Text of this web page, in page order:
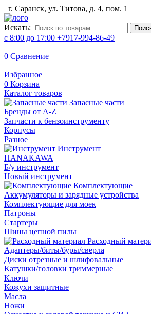
г. Саранск, ул. Титова, д. 4, пом. 1
Искать:
с 8:00 до 17:00 +7917-994-86-49
0 Сравнение
Избранное
0 Корзина
Каталог товаров
Запасные части
Бренды от A-Z
Запчасти к бензоинструменту
Корпусы
Разное
Инструмент
HANAKAWA
Б/у инструмент
Новый инструмент
Комплектующие
Аккумуляторы и зарядные устройства
Комплектующие для моек
Патроны
Стартеры
Шины цепной пилы
Расходный
Адаптеры/биты/буры/сверла
Диски отрезные и шлифовальные
Катушки/головки триммерные
Ключи
Кожухи защитные
Масла
Ножи